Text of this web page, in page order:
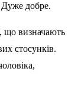
Дуже добре.
що визначають
стосунків.